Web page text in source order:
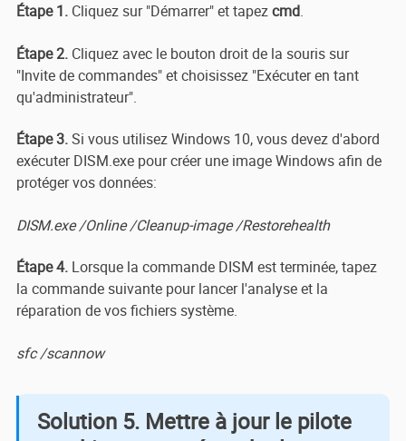
Étape 1. Cliquez sur "Démarrer" et tapezcmd.
Étape 2.Cliquez avec le bouton droit de la souris sur
"Invite de commandes" et choisissez "Exécuter en tant
qu'administrateur".
Étape 3.Si vous utilisez Windows 10, vous devez d'abord
exécuter DISM.exe pour créer une image Windows afin de
protéger vos données:
DISM.exe /Online /Cleanup-image /Restorehealth
Étape 4. Lorsque la commande DISM est terminée, tapez
la commande suivante pour lancer l'analyse et la
réparation de vos fichiers système.
sfc /scannow
Solution 5. Mettre à jour le pilote